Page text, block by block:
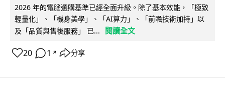
2026 年的電腦選購基準已經全面升級。除了基本效能，「極致
輕量化」、「機身美學」、「AI算力」、「前瞻技術加持」以
及「品質與售後服務」 已...
閱讀全文
20 1 ↗ 分享